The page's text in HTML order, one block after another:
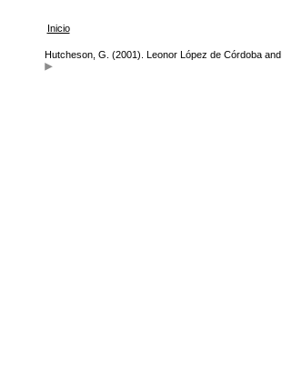
Inicio
Hutcheson, G. (2001). Leonor López de Córdoba